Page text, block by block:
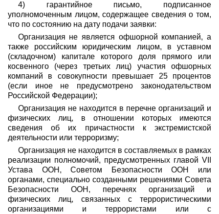
4) гарантийное письмо, подписанное
уполномоченным лицом, содержащее сведения о том,
что по состоянию на дату подачи заявки:
Организация не является офшорной компанией, а
также российским юридическим лицом, в уставном
(складочном) капитале которого доля прямого или
косвенного (через третьих лиц) участия офшорных
компаний в совокупности превышает 25 процентов
(если иное не предусмотрено законодательством
Российской Федерации);
Организация не находится в перечне организаций и
физических лиц, в отношении которых имеются
сведения об их причастности к экстремистской
деятельности или терроризму;
Организация не находится в составляемых в рамках
реализации полномочий, предусмотренных главой VII
Устава ООН, Советом Безопасности ООН или
органами, специально созданными решениями Совета
Безопасности ООН, перечнях организаций и
физических лиц, связанных с террористическими
организациями и террористами или с